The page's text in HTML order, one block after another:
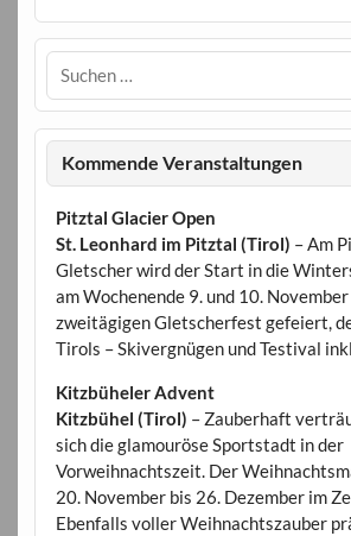
Kommende Veranstaltungen
Pitztal Glacier Open
St. Leonhard im Pitztal (Tirol) – Am
Gletscher wird der Start in die
am Wochenende 9. und 10.
zweitägigen Gletscherfest gefeiert,
Tirols – Skivergnügen und Testival
Kitzbüheler Advent
Kitzbühel (Tirol) – Zauberhaft
sich die glamouröse Sportstadt in der
Vorweihnachtszeit. Der
20. November bis 26. Dezember im
Ebenfalls voller Weihnachtszauber